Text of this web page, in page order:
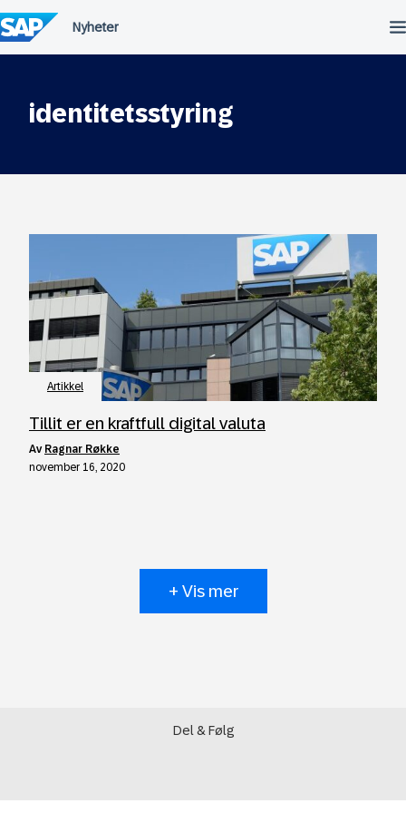
til
innhold
identitetsstyring
Artikkel
Tillit er en kraftfull digital valuta
av Ragnar Røkke
november 16, 2020
+ Vis mer
Del & Følg